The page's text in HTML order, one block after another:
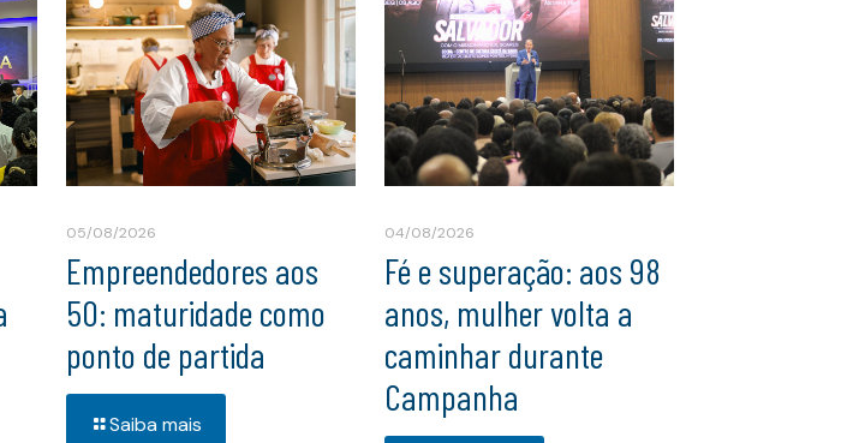
05/08/2026
Empreendedores aos
50: maturidade como
ponto de partida
Saiba mais
04/08/2026
Fé e superação: aos 98
anos, mulher volta a
caminhar durante
Campanha